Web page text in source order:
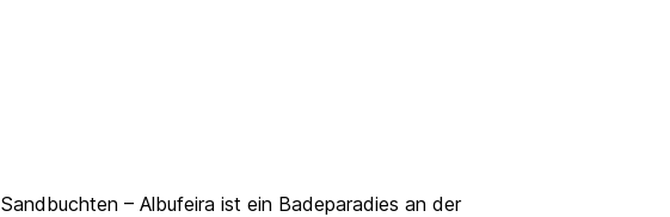
– Albufeira ist ein Badeparadies an der